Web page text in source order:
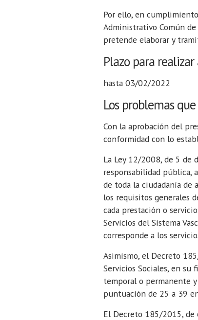
Por ello, en
Administrativo Común
pretende elaborar y
Plazo para
hasta 03/02/2022
Los problemas
Con la aprobación del
conformidad con lo
La Ley 12/2008, de 5 de
responsabilidad pública,
de toda la ciudadanía de
los requisitos generales
cada prestación o
Servicios del Sistema
corresponde a los
Asimismo, el Decreto
Servicios Sociales, en su
temporal o permanente
puntuación de 25 a 39
El Decreto 185/2015, de